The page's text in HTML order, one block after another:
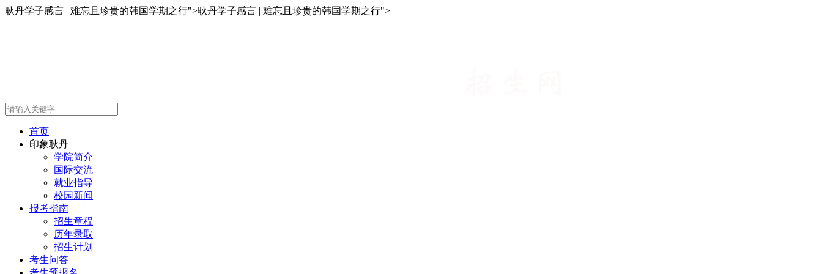
耿丹学子感言 | 难忘且珍贵的韩国学期之行">耿丹学子感言 | 难忘且珍贵的韩国学期之行">
首页
印象耿丹
学院简介
国际交流
就业指导
校园新闻
报考指南
招生章程
历年录取
招生计划
考生问答